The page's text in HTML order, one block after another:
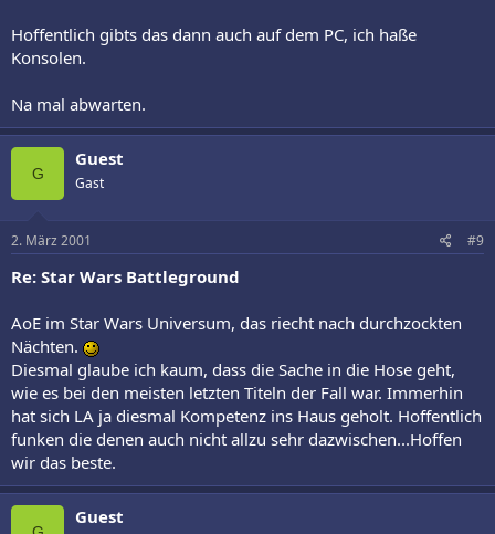
Hoffentlich gibts das dann auch auf dem PC, ich haße
Konsolen.
Na mal abwarten.
G
Guest
Gast
2. März 2001 #9
Re: Star Wars Battleground
AoE im Star Wars Universum, das riecht nach durchzockten
Nächten.
Diesmal glaube ich kaum, dass die Sache in die Hose geht,
wie es bei den meisten letzten Titeln der Fall war. Immerhin
hat sich LA ja diesmal Kompetenz ins Haus geholt. Hoffentlich
funken die denen auch nicht allzu sehr dazwischen...Hoffen
wir das beste.
Guest